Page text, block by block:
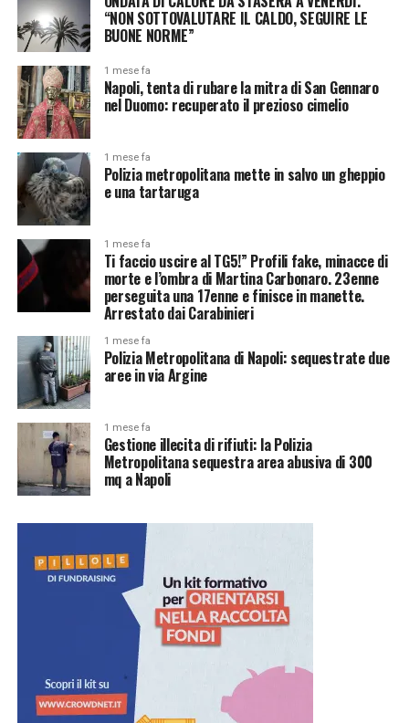
“NON SOTTOVALUTARE IL CALDO, SEGUIRE LE
BUONE NORME”
1 mese fa
Napoli, tenta di rubare la mitra di San Gennaro
nel Duomo: recuperato il prezioso cimelio
1 mese fa
Polizia metropolitana mette in salvo un gheppio
e una tartaruga
1 mese fa
Ti faccio uscire al TG5!” Profili fake, minacce di
morte e l’ombra di Martina Carbonaro. 23enne
perseguita una 17enne e finisce in manette.
Arrestato dai Carabinieri
1 mese fa
Polizia Metropolitana di Napoli: sequestrate due
aree in via Argine
1 mese fa
Gestione illecita di rifiuti: la Polizia
Metropolitana sequestra area abusiva di 300
mq a Napoli